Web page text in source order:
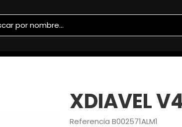
XDIAVEL
Referencia B002571ALM1